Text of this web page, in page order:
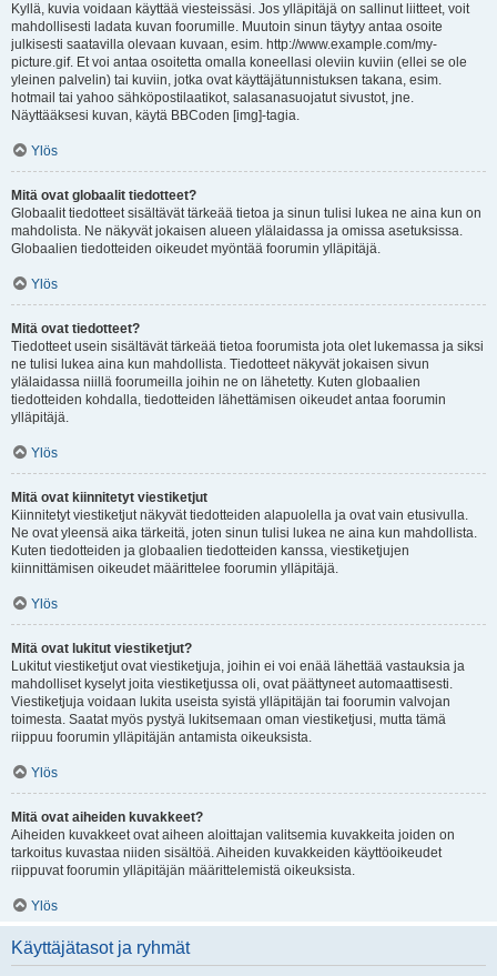
Kyllä, kuvia voidaan käyttää viesteissäsi. Jos ylläpitäjä on sallinut liitteet, voit
mahdollisesti ladata kuvan foorumille. Muutoin sinun täytyy antaa osoite
julkisesti saatavilla olevaan kuvaan, esim. http://www.example.com/my-
picture.gif. Et voi antaa osoitetta omalla koneellasi oleviin kuviin (ellei se ole
yleinen palvelin) tai kuviin, jotka ovat käyttäjätunnistuksen takana, esim.
hotmail tai yahoo sähköpostilaatikot, salasanasuojatut sivustot, jne.
Näyttääksesi kuvan, käytä BBCoden [img]-tagia.
Ylös
Mitä ovat globaalit tiedotteet?
Globaalit tiedotteet sisältävät tärkeää tietoa ja sinun tulisi lukea ne aina kun on
mahdolista. Ne näkyvät jokaisen alueen ylälaidassa ja omissa asetuksissa.
Globaalien tiedotteiden oikeudet myöntää foorumin ylläpitäjä.
Ylös
Mitä ovat tiedotteet?
Tiedotteet usein sisältävät tärkeää tietoa foorumista jota olet lukemassa ja siksi
ne tulisi lukea aina kun mahdollista. Tiedotteet näkyvät jokaisen sivun
ylälaidassa niillä foorumeilla joihin ne on lähetetty. Kuten globaalien
tiedotteiden kohdalla, tiedotteiden lähettämisen oikeudet antaa foorumin
ylläpitäjä.
Ylös
Mitä ovat kiinnitetyt viestiketjut
Kiinnitetyt viestiketjut näkyvät tiedotteiden alapuolella ja ovat vain etusivulla.
Ne ovat yleensä aika tärkeitä, joten sinun tulisi lukea ne aina kun mahdollista.
Kuten tiedotteiden ja globaalien tiedotteiden kanssa, viestiketjujen
kiinnittämisen oikeudet määrittelee foorumin ylläpitäjä.
Ylös
Mitä ovat lukitut viestiketjut?
Lukitut viestiketjut ovat viestiketjuja, joihin ei voi enää lähettää vastauksia ja
mahdolliset kyselyt joita viestiketjussa oli, ovat päättyneet automaattisesti.
Viestiketjuja voidaan lukita useista syistä ylläpitäjän tai foorumin valvojan
toimesta. Saatat myös pystyä lukitsemaan oman viestiketjusi, mutta tämä
riippuu foorumin ylläpitäjän antamista oikeuksista.
Ylös
Mitä ovat aiheiden kuvakkeet?
Aiheiden kuvakkeet ovat aiheen aloittajan valitsemia kuvakkeita joiden on
tarkoitus kuvastaa niiden sisältöä. Aiheiden kuvakkeiden käyttöoikeudet
riippuvat foorumin ylläpitäjän määrittelemistä oikeuksista.
Ylös
Käyttäjätasot ja ryhmät